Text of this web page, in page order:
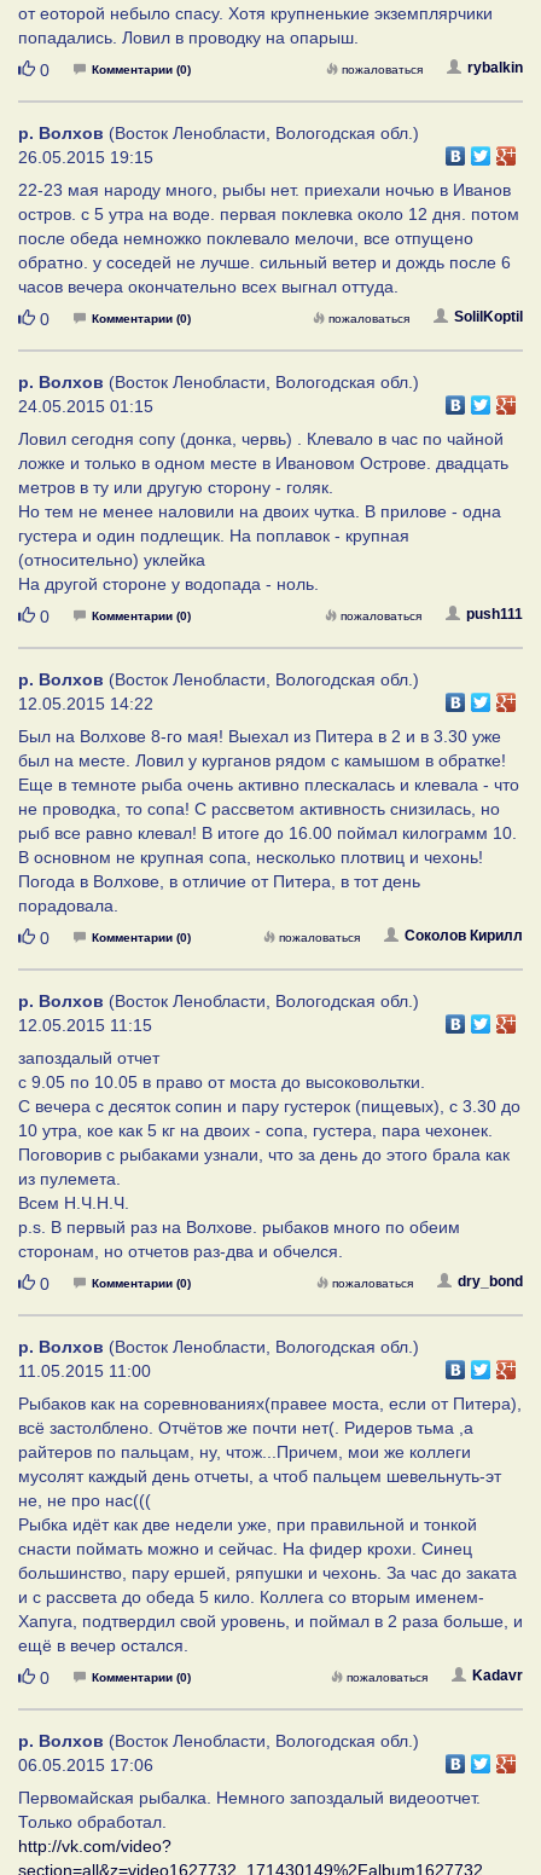
от еоторой небыло спасу. Хотя крупненькие экземплярчики
попадались. Ловил в проводку на опарыш.
Нравится
0 Комментарии (0) rybalkin
пожаловаться
р. Волхов (Восток Ленобласти, Вологодская обл.)
26.05.2015 19:15
22-23 мая народу много, рыбы нет. приехали ночью в Иванов
остров. с 5 утра на воде. первая поклевка около 12 дня. потом
после обеда немножко поклевало мелочи, все отпущено
обратно. у соседей не лучше. сильный ветер и дождь после 6
часов вечера окончательно всех выгнал оттуда.
Нравится
0 Комментарии (0) SolilKoptil
пожаловаться
р. Волхов (Восток Ленобласти, Вологодская обл.)
24.05.2015 01:15
Ловил сегодня сопу (донка, червь) . Клевало в час по чайной
ложке и только в одном месте в Ивановом Острове. двадцать
метров в ту или другую сторону - голяк.
Но тем не менее наловили на двоих чутка. В прилове - одна
густера и один подлещик. На поплавок - крупная
(относительно) уклейка
На другой стороне у водопада - ноль.
Нравится
0 Комментарии (0) push111
пожаловаться
р. Волхов (Восток Ленобласти, Вологодская обл.)
12.05.2015 14:22
Был на Волхове 8-го мая! Выехал из Питера в 2 и в 3.30 уже
был на месте. Ловил у курганов рядом с камышом в обратке!
Еще в темноте рыба очень активно плескалась и клевала - что
не проводка, то сопа! С рассветом активность снизилась, но
рыб все равно клевал! В итоге до 16.00 поймал килограмм 10.
В основном не крупная сопа, несколько плотвиц и чехонь!
Погода в Волхове, в отличие от Питера, в тот день
порадовала.
Нравится
0 Комментарии (0) Соколов Кирилл
пожаловаться
р. Волхов (Восток Ленобласти, Вологодская обл.)
12.05.2015 11:15
запоздалый отчет
с 9.05 по 10.05 в право от моста до высоковольтки.
С вечера с десяток сопин и пару густерок (пищевых), с 3.30 до
10 утра, кое как 5 кг на двоих - сопа, густера, пара чехонек.
Поговорив с рыбаками узнали, что за день до этого брала как
из пулемета.
Всем Н.Ч.Н.Ч.
p.s. В первый раз на Волхове. рыбаков много по обеим
сторонам, но отчетов раз-два и обчелся.
Нравится
0 Комментарии (0) dry_bond
пожаловаться
р. Волхов (Восток Ленобласти, Вологодская обл.)
11.05.2015 11:00
Рыбаков как на соревнованиях(правее моста, если от Питера),
всё застолблено. Отчётов же почти нет(. Ридеров тьма ,а
райтеров по пальцам, ну, чтож...Причем, мои же коллеги
мусолят каждый день отчеты, а чтоб пальцем шевельнуть-эт
не, не про нас(((
Рыбка идёт как две недели уже, при правильной и тонкой
снасти поймать можно и сейчас. На фидер крохи. Синец
большинство, пару ершей, ряпушки и чехонь. За час до заката
и с рассвета до обеда 5 кило. Коллега со вторым именем-
Хапуга, подтвердил свой уровень, и поймал в 2 раза больше, и
ещё в вечер остался.
Нравится
0 Комментарии (0) Kadavr
пожаловаться
р. Волхов (Восток Ленобласти, Вологодская обл.)
06.05.2015 17:06
Первомайская рыбалка. Немного запоздалый видеоотчет.
Только обработал.
http://vk.com/video?
section=all&z=video1627732_171430149%2Falbum1627732